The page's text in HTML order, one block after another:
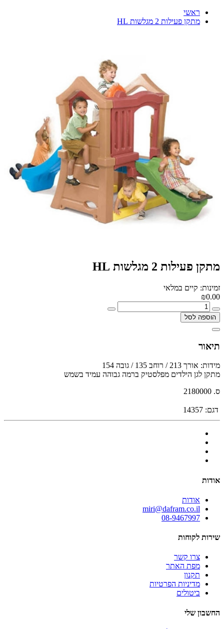
ראשי
מתקן פעילות 2 מגלשות HL
מתקן פעילות 2 מגלשות HL
זמינות: קיים במלאי
₪0.00
הוספה לסל
תיאור
מידות: אורך 213 / רוחב 135 / גובה 154
מתקן לגן הילדים מפלסטיק ברמה גבוהה עמיד בשמש
ס. 2180000
דגם: 14357
אודות
אודות
miri@dafram.co.il
08-9467997
שירות לקוחות
צרו קשר
מפת האתר
תקנון
מדיניות הפרטיות
ביטולים
החשבון שלי